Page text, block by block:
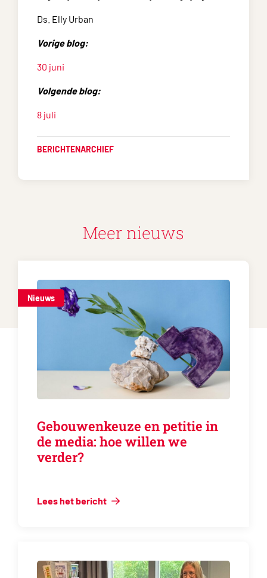
Ds. Elly Urban
Vorige blog:
30 juni
Volgende blog:
8 juli
BERICHTENARCHIEF
Meer nieuws
Nieuws
Gebouwenkeuze en petitie in
de media: hoe willen we
verder?
Lees het bericht